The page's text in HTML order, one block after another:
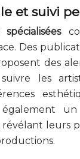
et suivi
Des
des
les
un
révélant leurs